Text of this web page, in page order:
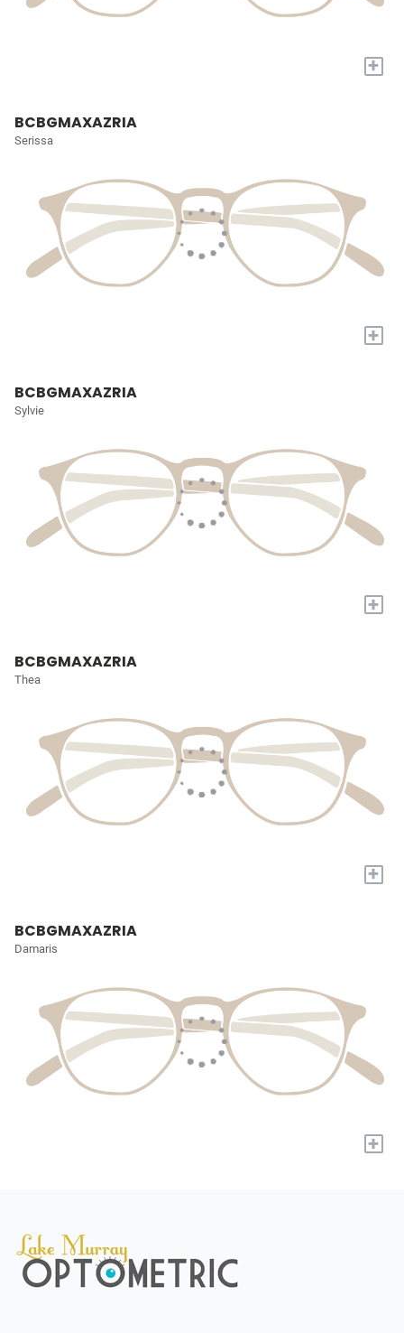
+
BCBGMAXAZRIA
Serissa
+
BCBGMAXAZRIA
Sylvie
+
BCBGMAXAZRIA
Thea
+
BCBGMAXAZRIA
Damaris
+